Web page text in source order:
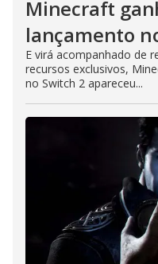
Minecraft
lançamento
E virá acompanhado de
recursos exclusivos,
no Switch 2 apareceu...